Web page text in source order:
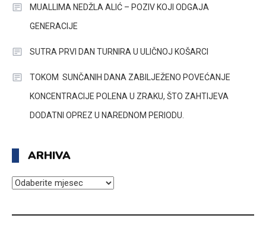
MUALLIMA NEDŽLA ALIĆ – POZIV KOJI ODGAJA
GENERACIJE
SUTRA PRVI DAN TURNIRA U ULIČNOJ KOŠARCI
TOKOM SUNČANIH DANA ZABILJEŽENO POVEĆANJE
KONCENTRACIJE POLENA U ZRAKU, ŠTO ZAHTIJEVA
DODATNI OPREZ U NAREDNOM PERIODU.
ARHIVA
ARHIVA